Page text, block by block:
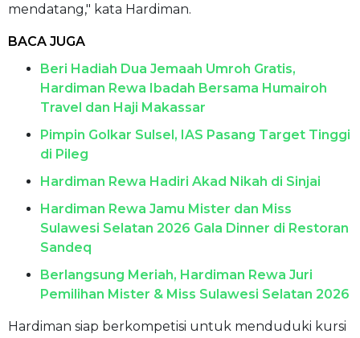
mendatang," kata Hardiman.
BACA JUGA
Beri Hadiah Dua Jemaah Umroh Gratis,
Hardiman Rewa Ibadah Bersama Humairoh
Travel dan Haji Makassar
Pimpin Golkar Sulsel, IAS Pasang Target Tinggi
di Pileg
Hardiman Rewa Hadiri Akad Nikah di Sinjai
Hardiman Rewa Jamu Mister dan Miss
Sulawesi Selatan 2026 Gala Dinner di Restoran
Sandeq
Berlangsung Meriah, Hardiman Rewa Juri
Pemilihan Mister & Miss Sulawesi Selatan 2026
Hardiman siap berkompetisi untuk menduduki kursi